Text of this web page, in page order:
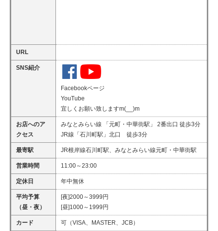
URL
SNS紹介
Facebookページ
YouTube
宜しくお願い致しますm(__)m
お店へのア
クセス
みなとみらい線 「元町・中華街駅」 2番出口 徒歩3分
JR線「石川町駅」北口 徒歩3分
最寄駅 JR根岸線石川町駅、みなとみらい線元町・中華街駅
営業時間 11:00～23:00
定休日 年中無休
平均予算
（昼・夜）
[夜]2000～3999円
[昼]1000～1999円
カード 可（VISA、MASTER、JCB）